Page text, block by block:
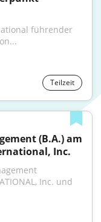
führender
Teilzeit
(B.A.) am
Inc.
Inc. und